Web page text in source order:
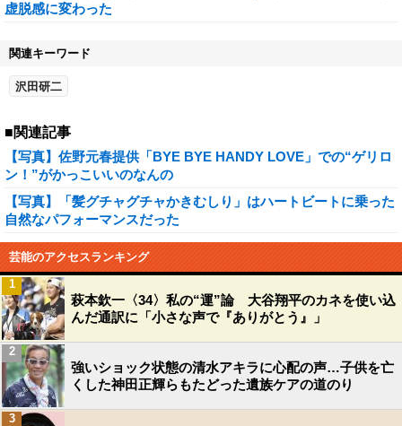
虚脱感に変わった
関連キーワード
沢田研二
■関連記事
【写真】佐野元春提供「BYE BYE HANDY LOVE」での“ゲリロ
ン！”がかっこいいのなんの
【写真】「髪グチャグチャかきむしり」はハートビートに乗った
自然なパフォーマンスだった
芸能のアクセスランキング
萩本欽一〈34〉私の“運”論 大谷翔平のカネを使い込
んだ通訳に「小さな声で『ありがとう』」
1
強いショック状態の清水アキラに心配の声…子供を亡
くした神田正輝らもたどった遺族ケアの道のり
2
3